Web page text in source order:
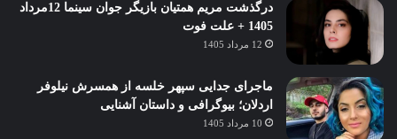
درگذشت مریم همتیان بازیگر جوان سینما 12مرداد
1405 + علت فوت
12 مرداد 1405
ماجرای جدایی سپهر خلسه از همسرش نیلوفر
اردلان؛ بیوگرافی و داستان آشنایی
10 مرداد 1405